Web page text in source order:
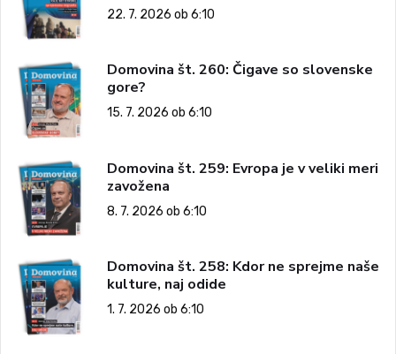
22. 7. 2026 ob 6:10
Domovina št. 260: Čigave so slovenske
gore?
15. 7. 2026 ob 6:10
Domovina št. 259: Evropa je v veliki meri
zavožena
8. 7. 2026 ob 6:10
Domovina št. 258: Kdor ne sprejme naše
kulture, naj odide
1. 7. 2026 ob 6:10